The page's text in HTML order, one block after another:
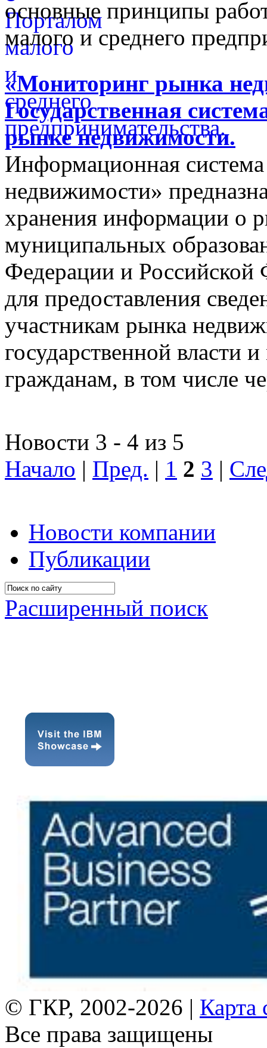
основные принципы
малого и среднего
«Мониторинг рынка
Государственная
рынке недвижимости.
Информационная
недвижимости»
хранения информации о
муниципальных
Федерации и Российской
для предоставления
участникам рынка
государственной власти
гражданам, в том числе
Новости 3 - 4 из 5
Начало | Пред. | 1 2 3 |
Новости компании
Публикации
Расширенный поиск
© ГКР, 2002-2026 | Карта
Все права защищены